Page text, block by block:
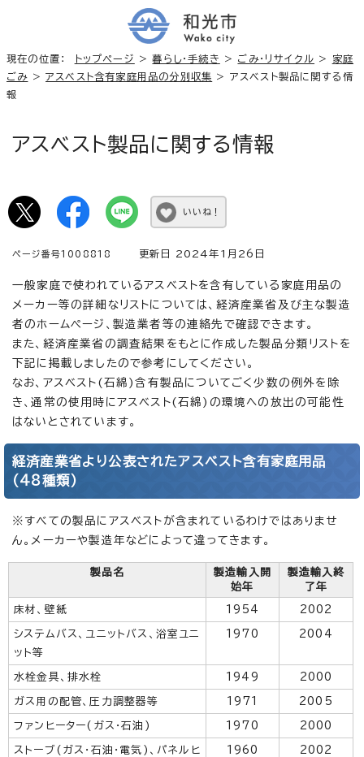
現在の位置： トップページ >暮らし・手続き > ごみ・リサイクル >
家庭
ごみ >アスベスト含有家庭用品の分別収集 > アスベスト製品に関する情
報
アスベスト製品に関する情報
いいね！
ページ番号1008818 更新日 2024年1月26日
一般家庭で使われているアスベストを含有している家庭用品の
メーカー等の詳細なリストについては、経済産業省及び主な製造
者のホームページ、製造業者等の連絡先で確認できます。
また、経済産業省の調査結果をもとに作成した製品分類リストを
下記に掲載しましたので参考にしてください。
なお、アスベスト(石綿)含有製品についてごく少数の例外を除
き、通常の使用時にアスベスト(石綿)の環境への放出の可能性
はないとされています。
経済産業省より公表されたアスベスト含有家庭用品
(48種類)
※すべての製品にアスベストが含まれているわけではありませ
ん。メーカーや製造年などによって違ってきます。
製品名
製造輸入開
始年
製造輸入終
了年
床材、壁紙 1954 2002
システムバス、ユニットバス、浴室ユニ
ット等
1970 2004
水栓金具、排水栓 1949 2000
ガス用の配管、圧力調整器等 1971 2005
ファンヒーター(ガス・石油) 1970 2000
ストーブ(ガス・石油・電気)、パネルヒ
1960 2002